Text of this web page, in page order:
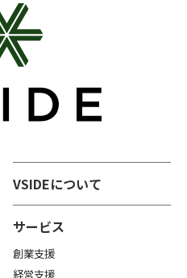
VSIDEについて
サービス
創業支援
経営支援